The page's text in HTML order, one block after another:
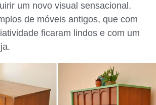
um novo visual sensacional.
de móveis antigos, que com
ficaram lindos e com um